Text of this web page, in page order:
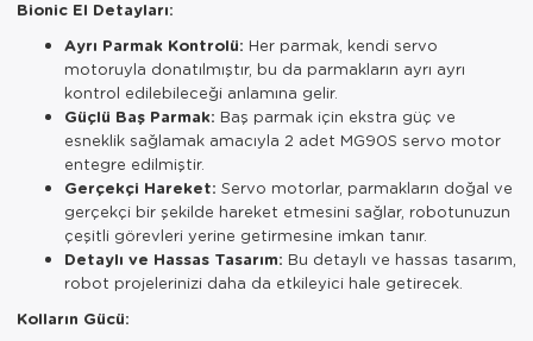
Bionic El Detayları:
Ayrı Parmak Kontrolü: Her parmak, kendi servo
motoruyla donatılmıştır, bu da parmakların ayrı ayrı
kontrol edilebileceği anlamına gelir.
Güçlü Baş Parmak: Baş parmak için ekstra güç ve
esneklik sağlamak amacıyla 2 adet MG90S servo motor
entegre edilmiştir.
Gerçekçi Hareket: Servo motorlar, parmakların doğal ve
gerçekçi bir şekilde hareket etmesini sağlar, robotunuzun
çeşitli görevleri yerine getirmesine imkan tanır.
Detaylı ve Hassas Tasarım: Bu detaylı ve hassas tasarım,
robot projelerinizi daha da etkileyici hale getirecek.
Kolların Gücü: